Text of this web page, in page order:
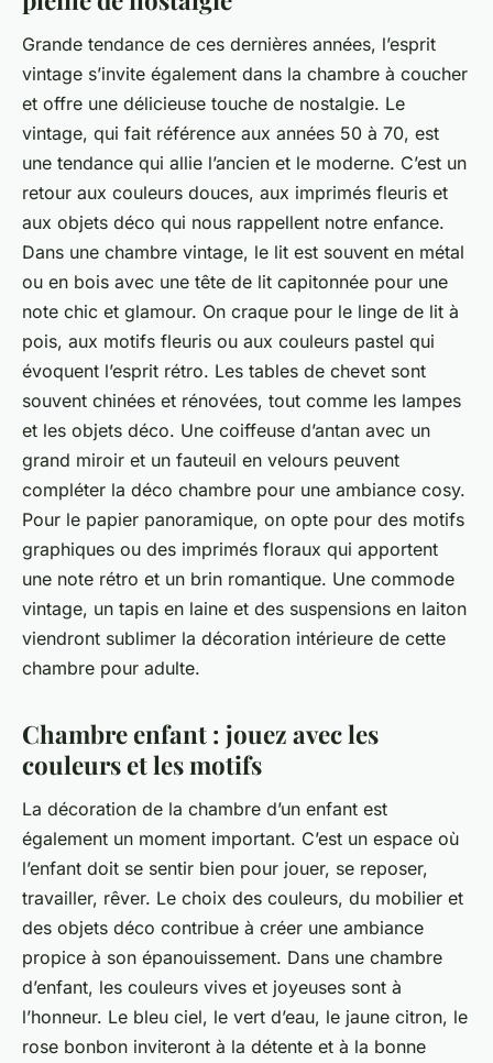
Grande tendance de ces dernières années, l’esprit
vintage s’invite également dans la chambre à coucher
et offre une délicieuse touche de nostalgie. Le
vintage, qui fait référence aux années 50 à 70, est
une tendance qui allie l’ancien et le moderne. C’est un
retour aux couleurs douces, aux imprimés fleuris et
aux objets déco qui nous rappellent notre enfance.
Dans une chambre vintage, le lit est souvent en métal
ou en bois avec une tête de lit capitonnée pour une
note chic et glamour. On craque pour le linge de lit à
pois, aux motifs fleuris ou aux couleurs pastel qui
évoquent l’esprit rétro. Les tables de chevet sont
souvent chinées et rénovées, tout comme les lampes
et les objets déco. Une coiffeuse d’antan avec un
grand miroir et un fauteuil en velours peuvent
compléter la déco chambre pour une ambiance cosy.
Pour le papier panoramique, on opte pour des motifs
graphiques ou des imprimés floraux qui apportent
une note rétro et un brin romantique. Une commode
vintage, un tapis en laine et des suspensions en laiton
viendront sublimer la décoration intérieure de cette
chambre pour adulte.
Chambre enfant : jouez avec les
couleurs et les motifs
La décoration de la chambre d’un enfant est
également un moment important. C’est un espace où
l’enfant doit se sentir bien pour jouer, se reposer,
travailler, rêver. Le choix des couleurs, du mobilier et
des objets déco contribue à créer une ambiance
propice à son épanouissement. Dans une chambre
d’enfant, les couleurs vives et joyeuses sont à
l’honneur. Le bleu ciel, le vert d’eau, le jaune citron, le
rose bonbon inviteront à la détente et à la bonne